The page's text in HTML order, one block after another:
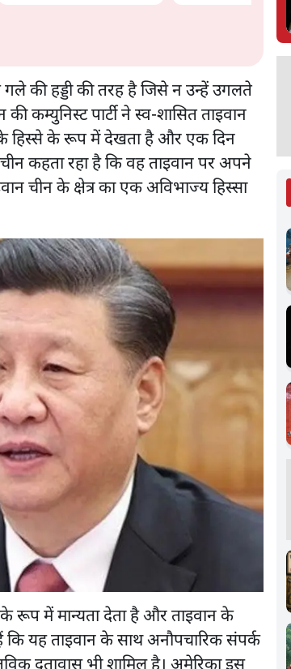
की हड्डी की तरह है जिसे न उन्हें उगलते
कम्युनिस्ट पार्टी ने स्व-शासित ताइवान
के हिस्से के रूप में देखता है और एक दिन
कहता रहा है कि वह ताइवान पर अपने
चीन के क्षेत्र का एक अविभाज्य हिस्सा
रूप में मान्यता देता है और ताइवान के
कि यह ताइवान के साथ अनौपचारिक संपर्क